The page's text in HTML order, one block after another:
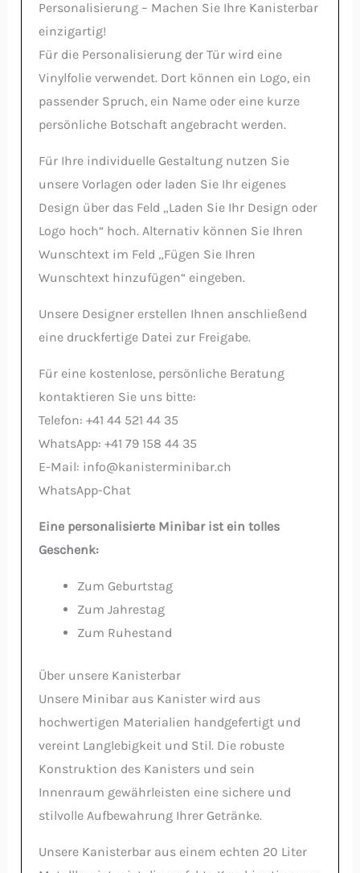
Personalisierung – Machen Sie Ihre Kanisterbar
einzigartig!
Für die Personalisierung der Tür wird eine
Vinylfolie verwendet. Dort können ein Logo, ein
passender Spruch, ein Name oder eine kurze
persönliche Botschaft angebracht werden.
Für Ihre individuelle Gestaltung nutzen Sie
unsere Vorlagen oder laden Sie Ihr eigenes
Design über das Feld „Laden Sie Ihr Design oder
Logo hoch“ hoch. Alternativ können Sie Ihren
Wunschtext im Feld „Fügen Sie Ihren
Wunschtext hinzufügen“ eingeben.
Unsere Designer erstellen Ihnen anschließend
eine druckfertige Datei zur Freigabe.
Für eine kostenlose, persönliche Beratung
kontaktieren Sie uns bitte:
Telefon: +41 44 521 44 35
WhatsApp: +41 79 158 44 35
E-Mail: info@kanisterminibar.ch
WhatsApp-Chat
Eine personalisierte Minibar ist ein tolles
Geschenk:
Zum Geburtstag
Zum Jahrestag
Zum Ruhestand
Über unsere Kanisterbar
Unsere Minibar aus Kanister wird aus
hochwertigen Materialien handgefertigt und
vereint Langlebigkeit und Stil. Die robuste
Konstruktion des Kanisters und sein
Innenraum gewährleisten eine sichere und
stilvolle Aufbewahrung Ihrer Getränke.
Unsere Kanisterbar aus einem echten 20 Liter